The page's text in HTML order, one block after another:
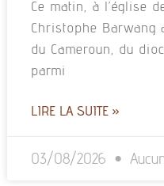
Ce matin, à l’église
Christophe Barwang
du Cameroun, du
parmi
LIRE LA SUITE »
03/08/2026